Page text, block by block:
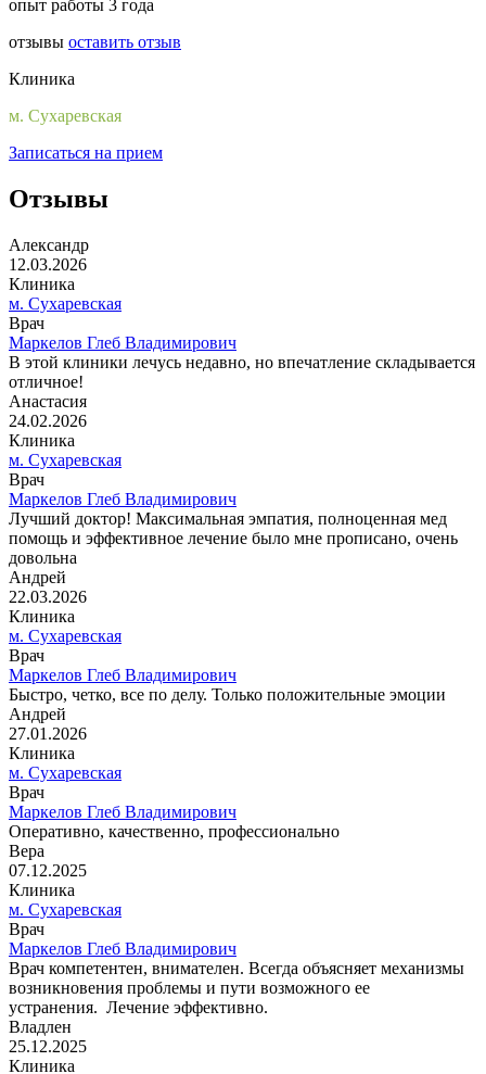
опыт работы 3 года
отзывы оставить отзыв
Клиника
м. Сухаревская
Записаться на прием
Отзывы
Александр
12.03.2026
Клиника
м. Сухаревская
Врач
Маркелов Глеб Владимирович
В этой клиники лечусь недавно, но впечатление складывается
отличное!
Анастасия
24.02.2026
Клиника
м. Сухаревская
Врач
Маркелов Глеб Владимирович
Лучший доктор! Максимальная эмпатия, полноценная мед
помощь и эффективное лечение было мне прописано, очень
довольна
Андрей
22.03.2026
Клиника
м. Сухаревская
Врач
Маркелов Глеб Владимирович
Быстро, четко, все по делу. Только положительные эмоции
Андрей
27.01.2026
Клиника
м. Сухаревская
Врач
Маркелов Глеб Владимирович
Оперативно, качественно, профессионально
Вера
07.12.2025
Клиника
м. Сухаревская
Врач
Маркелов Глеб Владимирович
Врач компетентен, внимателен. Всегда объясняет механизмы
возникновения проблемы и пути возможного ее
устранения. Лечение эффективно.
Владлен
25.12.2025
Клиника